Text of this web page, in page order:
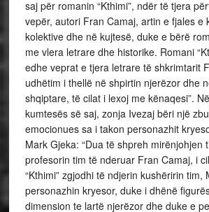
saj për romanin “Kthimi”, ndër të tjera
vepër, autori Fran Camaj, artin e fjales e
kolektive dhe në kujtesë, duke e bërë
me vlera letrare dhe historike. Romani
edhe veprat e tjera letrare të shkrimtarit
udhëtim i thellë në shpirtin njerëzor dhe
shqiptare, të cilat i lexoj me kënaqesi”.
kumtesës së saj, zonja Ivezaj bëri një
emocionues sa i takon personazhit
Mark Gjeka: “Dua të shpreh mirënjohjen
profesorin tim të nderuar Fran Camaj, i
“Kthimi” zgjodhi të ndjerin kushëririn tim,
personazhin kryesor, duke i dhënë
dimension te lartë njerëzor dhe duke e